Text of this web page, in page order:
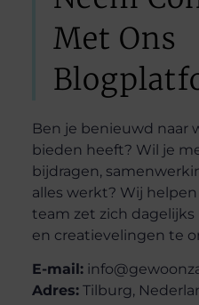
Met Ons
Ben je benieuwd naar
bieden heeft? Wil je
bijdragen,
alles werkt? Wij
team zet zich dagelijks
en creatievelingen te
E-mail:
Adres:Tilburg,